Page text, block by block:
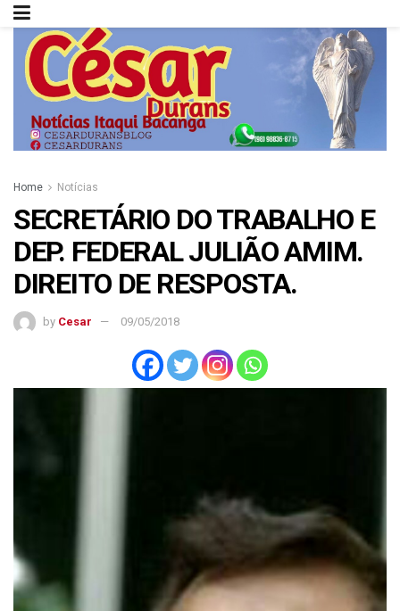
Home Notícias
SECRETÁRIO DO TRABALHO E
DEP. FEDERAL JULIÃO AMIM.
DIREITO DE RESPOSTA.
by Cesar 09/05/2018